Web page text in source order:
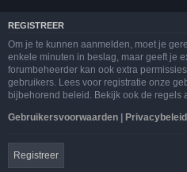
REGISTREER
Om je te kunnen aanmelden, moet je
enkele minuten in beslag, maar geeft je
forumbeheerder kan ook extra
gebruikers. Lees voor registratie onze
bijbehorend beleid. Bekijk ook de regels
Gebruikersvoorwaarden | Privacybeleid
Registreer